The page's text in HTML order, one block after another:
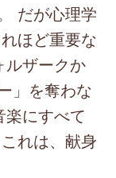
だが心理学
ほど重要な
ルザークか
」を奪わな
にすべて
れは、献身